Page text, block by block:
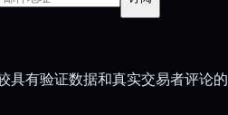
具有验证数据和真实交易者评论